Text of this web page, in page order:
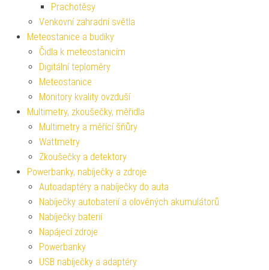
Prachotěsy
Venkovní zahradní světla
Meteostanice a budíky
Čidla k meteostanicím
Digitální teploměry
Meteostanice
Monitory kvality ovzduší
Multimetry, zkoušečky, měřidla
Multimetry a měřící šňůry
Wattmetry
Zkoušečky a detektory
Powerbanky, nabíječky a zdroje
Autoadaptéry a nabíječky do auta
Nabíječky autobaterií a olověných akumulátorů
Nabíječky baterií
Napájecí zdroje
Powerbanky
USB nabíječky a adaptéry